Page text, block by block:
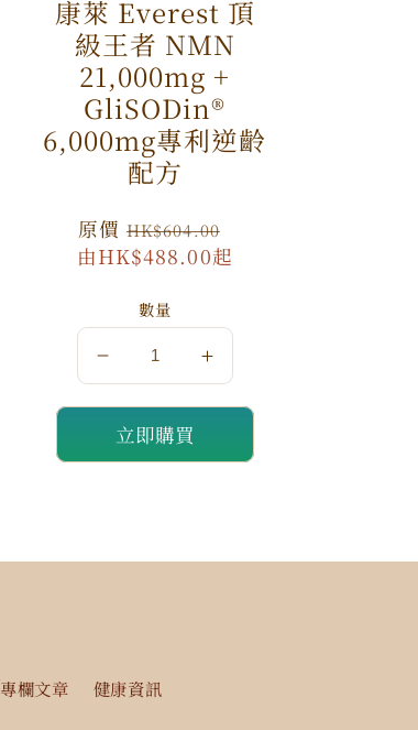
康萊 Everest 頂
級王者 NMN
21,000mg +
GliSODin®️
6,000mg專利逆齡
配方
原
價
原價 HK$604.00
由HK$488.00起
數量
量
減
少
量
加
立即購買
專欄文章 健康資訊